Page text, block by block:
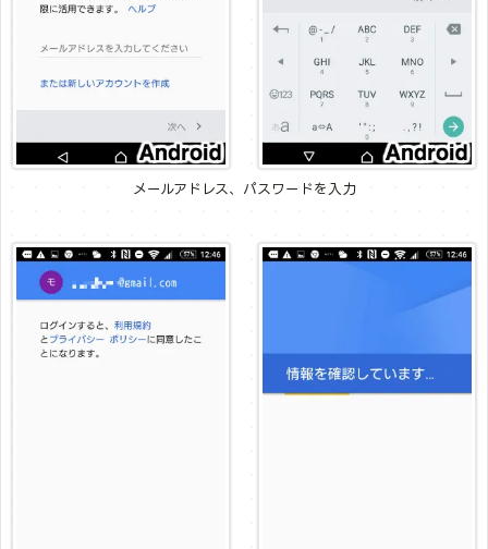
メールアドレス、パスワードを入力